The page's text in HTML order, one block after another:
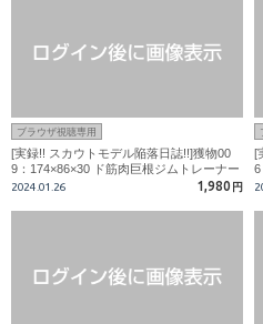
ブラウザ視聴専用
[実録!! スカウトモデル陥落日誌!!]獲物00
9：174×86×30 ド筋肉巨根ジムトレーナー
2024.01.26 1,980 円
[
6